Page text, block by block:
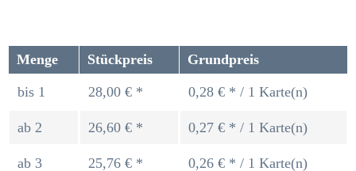
Menge Stückpreis Grundpreis
bis 1 28,00 € * 0,28 € * / 1 Karte(n)
ab 2 26,60 € * 0,27 € * / 1 Karte(n)
ab 3 25,76 € * 0,26 € * / 1 Karte(n)